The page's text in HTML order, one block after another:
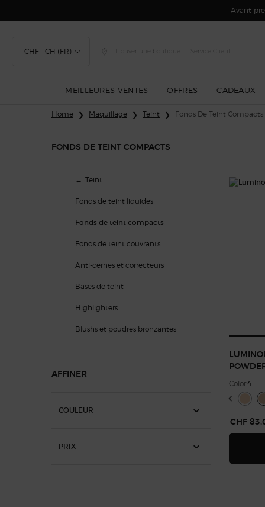
Avant-
CHF - CH (FR) Trouver une boutique Service Client
MEILLEURES VENTES OFFRES CADEAUX
Contenu principalHome Maquillage Teint Fonds De Teint Compacts
FONDS DE TEINT COMPACTS
Teint
Fonds de teint liquides
Fonds de teint compacts
Fonds de teint couvrants
Anti-cernes et correcteurs
Bases de teint
Highlighters
Blushs et poudres bronzantes
AFFINER
COULEUR
PRIX
Color:4
Selected
Couleur 2
CHF